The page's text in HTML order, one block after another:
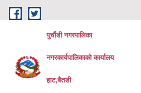
Skip to main content
पुर्चौडी नगरपालिका
नगरकार्यपालिकाकाे कार्यालय
हाट,बैतडी